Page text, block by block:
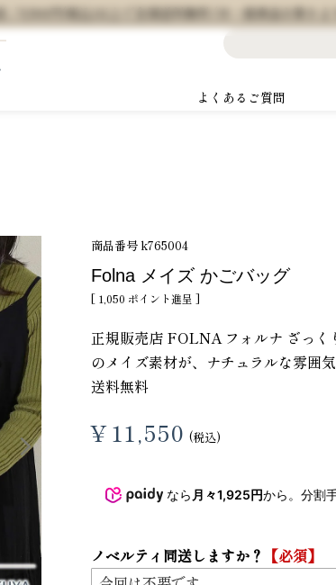
/ 5,500円(税込)以上で全国送料無料 (※一部商品を除きま
よくあるご質問
商品番号 k765004
Folna メイズ かごバッグ
[ 1,050 ポイント進呈 ]
正規販売店 FOLNA フォルナ ざっく
のメイズ素材が、ナチュラルな雰囲
送料無料
¥11,550 税込
なら 月々1,925円から。分割
ノベルティ同送しますか？ 【必須】